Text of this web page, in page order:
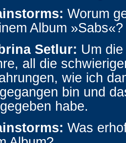
Worum
Album »Sabs«?
Setlur: Um
all die
wie ich
bin und
habe.
Was